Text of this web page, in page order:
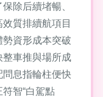
除后續堵暢、
質排續航項目
資形成本突破
車推與場所成
息指輪柱便快
智“白駕點